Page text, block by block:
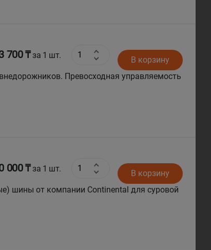
700 ₸за 1 шт.
В корзину
Превосходная управляемость
000 ₸за 1 шт.
В корзину
шины от компании Continental для суровой